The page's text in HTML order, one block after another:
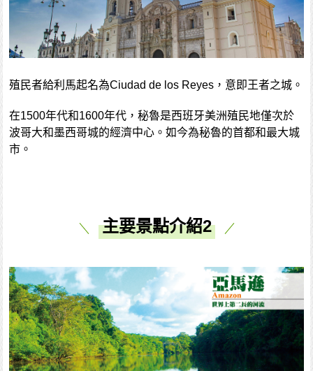
殖民者給利馬起名為Ciudad de los Reyes，意即王者之城。
在1500年代和1600年代，秘魯是西班牙美洲殖民地僅次於
波哥大和墨西哥城的經濟中心。如今為秘魯的首都和最大城
市。
主要景點介紹2